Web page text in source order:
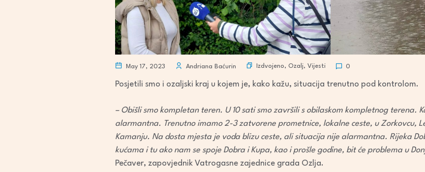
May 17, 2023 Andriana Baćurin Izdvojeno, Ozalj, Vijesti 0
Posjetili smo i ozaljski kraj u kojem je, kako kažu, situacija trenutno pod kontrolom.
– Obišli smo kompletan teren. U 10 sati smo završili s obilaskom kompletnog terena.
alarmantna. Trenutno imamo 2-3 zatvorene prometnice, lokalne ceste, u Zorkovcu,
Kamanju. Na dosta mjesta je voda blizu ceste, ali situacija nije alarmantna. Rijeka
kućama i tu ako nam se spoje Dobra i Kupa, kao i prošle godine, bit će problema u
Pečaver, zapovjednik Vatrogasne zajednice grada Ozlja.